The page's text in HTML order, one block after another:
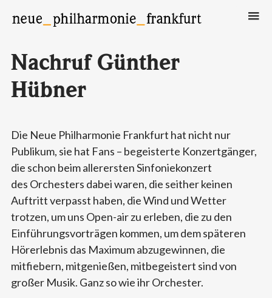
Neue Philharmonie Frankfurt
Das Klassik-Crossover-Orchester
Nachruf Günther
Hübner
Die Neue Philharmonie Frankfurt hat nicht nur
Publikum, sie hat Fans – begeisterte Konzertgänger,
die schon beim allerersten Sinfoniekonzert
des Orchesters dabei waren, die seither keinen
Auftritt verpasst haben, die Wind und Wetter
trotzen, um uns Open-air zu erleben, die zu den
Einführungsvorträgen kommen, um dem späteren
Hörerlebnis das Maximum abzugewinnen, die
mitfiebern, mitgenießen, mitbegeistert sind von
großer Musik. Ganz so wie ihr Orchester.